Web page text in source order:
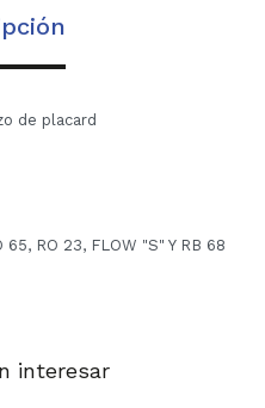
de placard
RO 23, FLOW "S" Y RB 68
interesar